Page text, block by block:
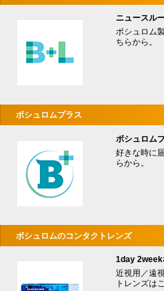
ニュースル
ボシュロム
ちらから。
ボシュロムプラス
ボシュロム
好きな時に
らから。
ボシュロムのコンタクトレンズ
1day 2week
近視用／遠
トレンズは